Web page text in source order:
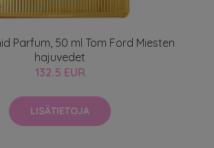
Parfum, 50 ml Tom Ford Miesten
hajuvedet
132.5 EUR
LISÄTIETOJA